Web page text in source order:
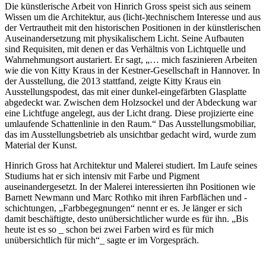
Die künstlerische Arbeit von Hinrich Gross speist sich aus seinem
Wissen um die Architektur, aus (licht-)technischem Interesse und aus
der Vertrautheit mit den historischen Positionen in der künstlerischen
Auseinandersetzung mit physikalischem Licht. Seine Aufbauten
sind Requisiten, mit denen er das Verhältnis von Lichtquelle und
Wahrnehmungsort austariert. Er sagt, „… mich faszinieren Arbeiten
wie die von Kitty Kraus in der Kestner-Gesellschaft in Hannover. In
der Ausstellung, die 2013 stattfand, zeigte Kitty Kraus ein
Ausstellungspodest, das mit einer dunkel-eingefärbten Glasplatte
abgedeckt war. Zwischen dem Holzsockel und der Abdeckung war
eine Lichtfuge angelegt, aus der Licht drang. Diese projizierte eine
umlaufende Schattenlinie in den Raum.“ Das Ausstellungsmobiliar,
das im Ausstellungsbetrieb als unsichtbar gedacht wird, wurde zum
Material der Kunst.
Hinrich Gross hat Architektur und Malerei studiert. Im Laufe seines
Studiums hat er sich intensiv mit Farbe und Pigment
auseinandergesetzt. In der Malerei interessierten ihn Positionen wie
Barnett Newmann und Marc Rothko mit ihren Farbflächen und -
schichtungen, „Farbbegegnungen“ nennt er es. Je länger er sich
damit beschäftigte, desto unübersichtlicher wurde es für ihn. „Bis
heute ist es so _ schon bei zwei Farben wird es für mich
unübersichtlich für mich“_ sagte er im Vorgespräch.